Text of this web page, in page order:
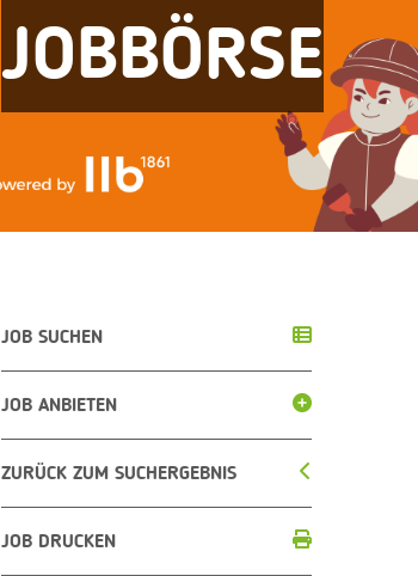
JOBBÖRSE
JOB SUCHEN
JOB ANBIETEN
ZURÜCK ZUM SUCHERGEBNIS
JOB DRUCKEN